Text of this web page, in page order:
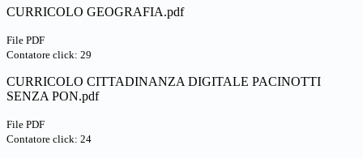
CURRICOLO GEOGRAFIA.pdf
File PDF
Contatore click: 29
CURRICOLO CITTADINANZA DIGITALE PACINOTTI
SENZA PON.pdf
File PDF
Contatore click: 24